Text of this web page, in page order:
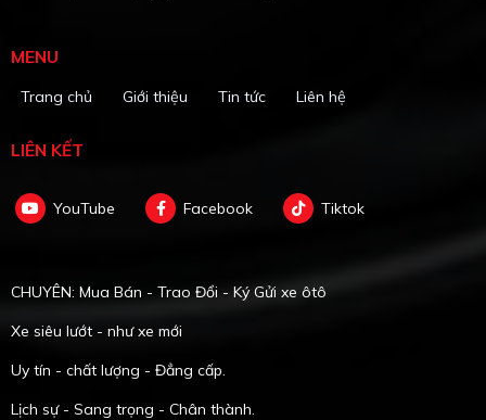
MENU
Trang chủ Giới thiệu Tin tức Liên hệ
LIÊN KẾT
YouTube Facebook Tiktok
CHUYÊN: Mua Bán - Trao Đổi - Ký Gửi xe ôtô
Xe siêu lướt - như xe mới
Uy tín - chất lượng - Đẳng cấp.
Lịch sự - Sang trọng - Chân thành.